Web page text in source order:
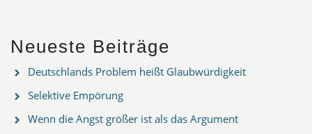
Neueste Beiträge
Deutschlands Problem heißt Glaubwürdigkeit
Selektive Empörung
Wenn die Angst größer ist als das Argument